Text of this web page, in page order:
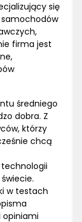
się
firma jest
średniego
dobra. Z
którzy
chcą
technologii
w testach
opiniami